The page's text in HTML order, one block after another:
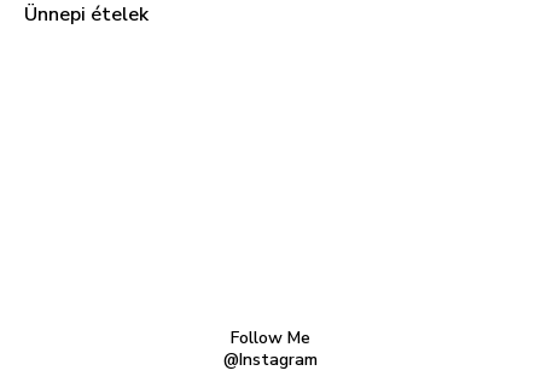
Ünnepi ételek
Follow Me
@Instagram